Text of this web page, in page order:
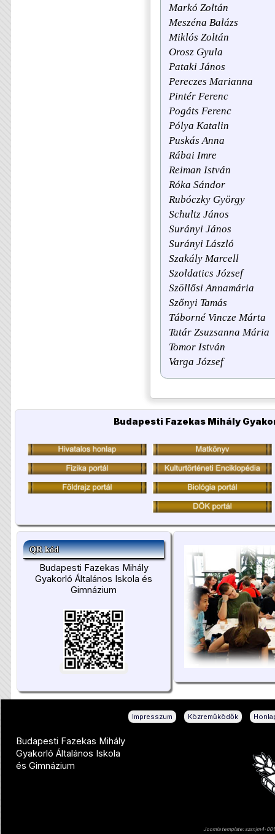
Markó Zoltán
Meszéna Balázs
Miklós Zoltán
Orosz Gyula
Pataki János
Pereczes Marianna
Pintér Ferenc
Pogáts Ferenc
Pólya Katalin
Puskás Anna
Rábai Imre
Reiman István
Róka Sándor
Rubóczky György
Schultz János
Surányi János
Surányi László
Szakály Marcell
Szoldatics József
Szöllősi Annamária
Szőnyi Tamás
Táborné Vincze Márta
Tatár Zsuzsanna Mária
Tomor István
Varga József
Budapesti Fazekas Mihály
QR kód
Budapesti Fazekas Mihály
Gyakorló Általános Iskola és
Gimnázium
Impresszum Közreműködők
Budapesti Fazekas Mihály
Gyakorló Általános Iskola
és Gimnázium
Joomla template: szsnjm4-